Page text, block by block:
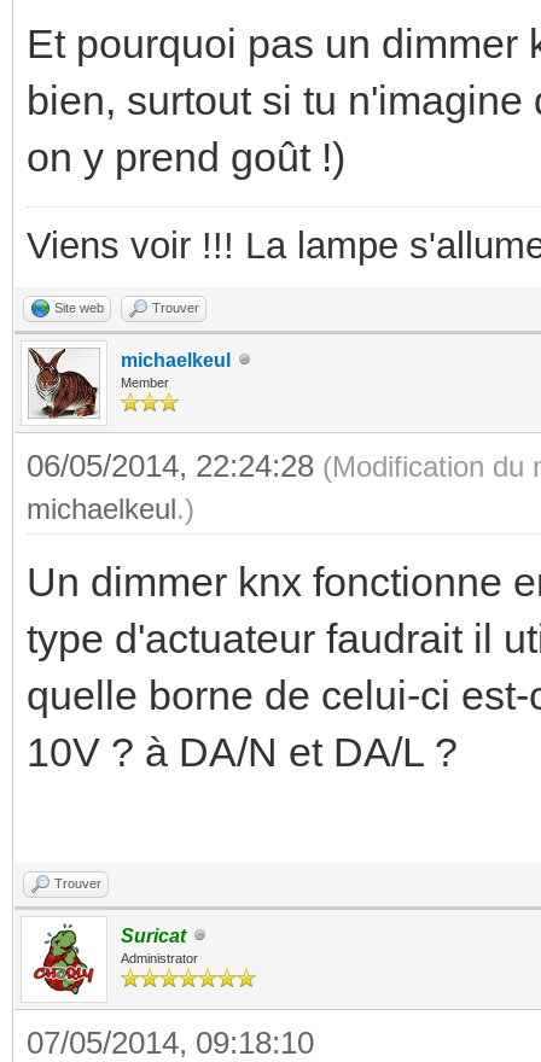
Et pourquoi pas un dimmer
bien, surtout si tu
on y prend goût !)
Viens voir !!! La lampe
Site web Trouver
michaelkeul
Member
06/05/2014, 22:24:28 (Modification du
michaelkeul.)
Un dimmer knx fonctionne
type d'actuateur faudrait il
quelle borne de celui-ci
10V ? à DA/N et DA/L ?
Trouver
Suricat
Administrator
07/05/2014, 09:18:10